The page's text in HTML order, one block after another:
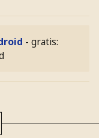
- gratis: